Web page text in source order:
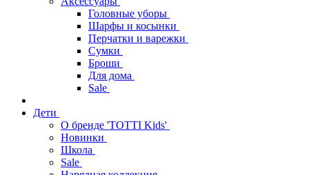
Головные уборы
Шарфы и косынки
Перчатки и варежки
Сумки
Броши
Для дома
Sale
Дети
О бренде 'TOTTI Kids'
Новинки
Школа
Sale